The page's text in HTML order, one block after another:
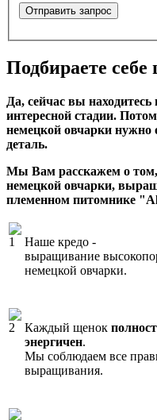
Подбираете себе
Да, сейчас вы находитесь
интересной стадии.
немецкой овчарки
деталь.
Мы Вам расскажем о
немецкой овчарки,
племенном питомнике
Наше кредо -
выращивание
немецкой овчарки.
Каждый щенок
энергичен.
Мы соблюдаем все
выращивания.